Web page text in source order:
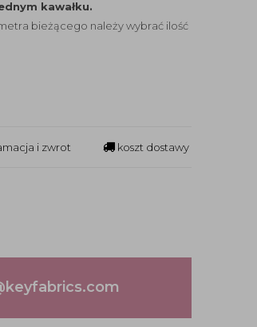
kawałku.
bieżącego należy wybrać ilość
i zwrot koszt dostawy